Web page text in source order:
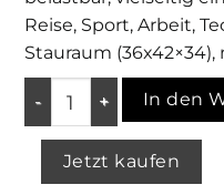
Reise, Sport, Arbeit,
Stauraum
In den
Jetzt kaufen